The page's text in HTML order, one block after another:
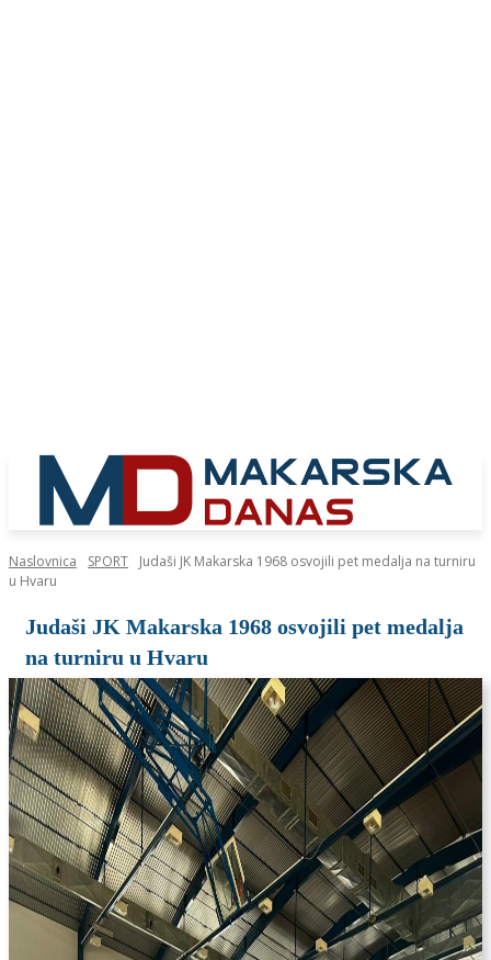
Naslovnica SPORT
Judaši JK Makarska 1968 osvojili pet medalja na turniru
u Hvaru
Judaši JK Makarska 1968 osvojili pet medalja
na turniru u Hvaru